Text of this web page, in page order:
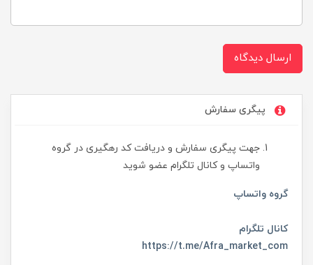
ارسال دیدگاه
پیگری سفارش
جهت پیگری سفارش و دریافت کد رهگیری در گروه
واتساپ و کانال تلگرام عضو شوید
گروه واتساپ
کانال تلگرام
https://t.me/Afra_market_com